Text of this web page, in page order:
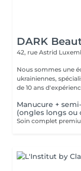
DARK
42, rue Astrid
Nous sommes une
ukrainiennes,
Manucure +
(ongles longs ou